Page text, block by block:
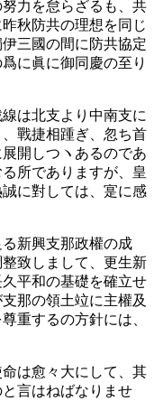
力を怠らざるも、共
秋防共の理想を同じ
三國の間に防共協定
に眞に御同慶の至り
は北支より中南支に
戰捷相踵ぎ、忽ち首
開しつヽあるのであ
所でありますが、皇
に對しては、寔に感
新興支那政權の成
致しまして、更生新
平和の基礎を確立せ
那の領土竝に主權及
重するの方針には、
は愈々大にして、其
言はねばなりませ